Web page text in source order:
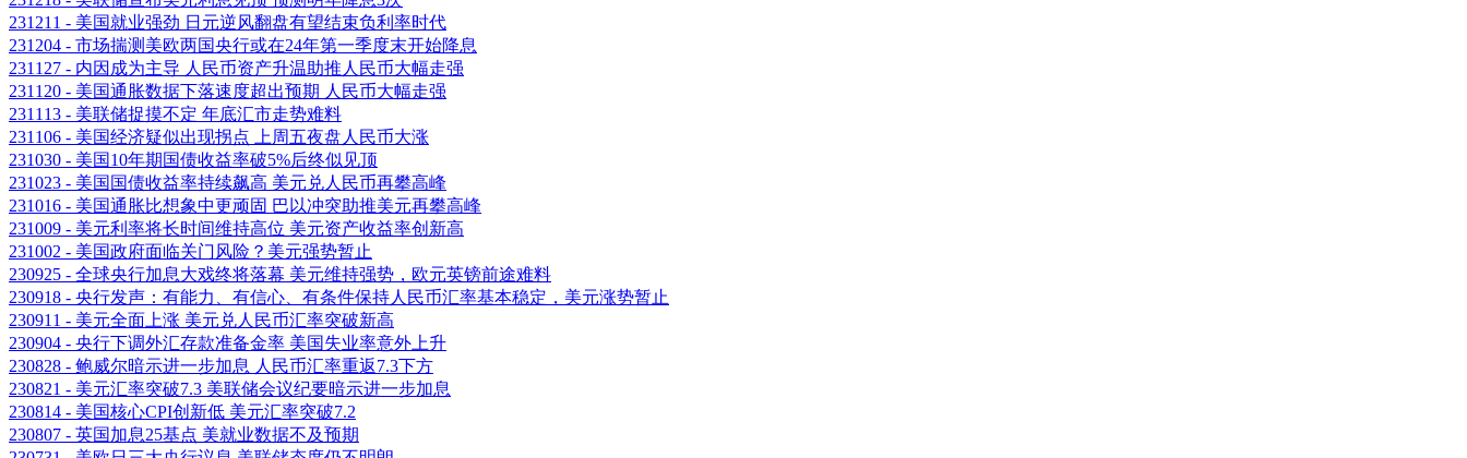
231211 - 美国就业强劲 日元逆风翻盘有望结束负利率时代
231204 - 市场揣测美欧两国央行或在24年第一季度末开始降息
231127 - 内因成为主导 人民币资产升温助推人民币大幅走强
231120 - 美国通胀数据下落速度超出预期 人民币大幅走强
231113 - 美联储捉摸不定 年底汇市走势难料
231106 - 美国经济疑似出现拐点 上周五夜盘人民币大涨
231030 - 美国10年期国债收益率破5%后终似见顶
231023 - 美国国债收益率持续飙高 美元兑人民币再攀高峰
231016 - 美国通胀比想象中更顽固 巴以冲突助推美元再攀高峰
231009 - 美元利率将长时间维持高位 美元资产收益率创新高
231002 - 美国政府面临关门风险？美元强势暂止
230925 - 全球央行加息大戏终将落幕 美元维持强势，欧元英镑前途难料
230918 - 央行发声：有能力、有信心、有条件保持人民币汇率基本稳定，美元涨势暂止
230911 - 美元全面上涨 美元兑人民币汇率突破新高
230904 - 央行下调外汇存款准备金率 美国失业率意外上升
230828 - 鲍威尔暗示进一步加息 人民币汇率重返7.3下方
230821 - 美元汇率突破7.3 美联储会议纪要暗示进一步加息
230814 - 美国核心CPI创新低 美元汇率突破7.2
230807 - 英国加息25基点 美就业数据不及预期